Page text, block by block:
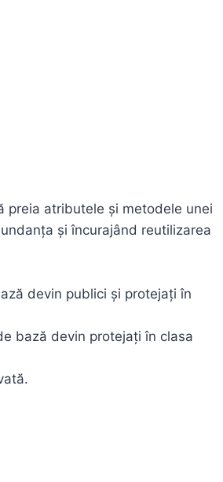
preia atributele și metodele unei
și încurajând reutilizarea
devin publici și protejați în
bază devin protejați în clasa